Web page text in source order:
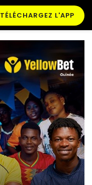
TÉLÉCHARGEZ L'APP